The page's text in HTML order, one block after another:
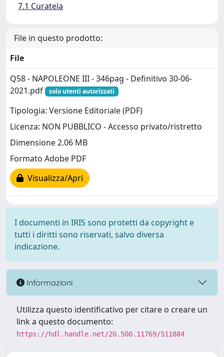
7.1 Curatela
File in questo prodotto:
File
Q58 - NAPOLEONE III - 346pag - Definitivo 30-06-
2021.pdf
solo utenti autorizzati
Tipologia: Versione Editoriale (PDF)
Licenza: NON PUBBLICO - Accesso privato/ristretto
Dimensione 2.06 MB
Formato Adobe PDF
Visualizza/Apri
I documenti in IRIS sono protetti da copyright e
tutti i diritti sono riservati, salvo diversa
indicazione.
Informazioni
Utilizza questo identificativo per citare o creare un
link a questo documento:
https://hdl.handle.net/20.500.11769/511884